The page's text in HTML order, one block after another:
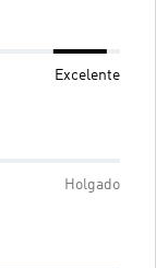
Excelente
Holgado